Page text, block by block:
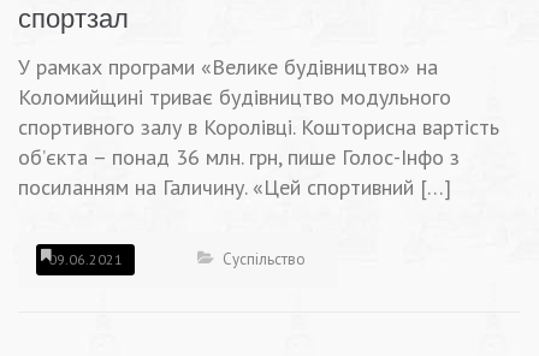
спортзал
У рамках програми «Велике будівництво» на
Коломийщині триває будівництво модульного
спортивного залу в Королівці. Кошторисна вартість
об’єкта – понад 36 млн. грн, пише Голос-Інфо з
посиланням на Галичину. «Цей спортивний […]
09.06.2021 Суспільство